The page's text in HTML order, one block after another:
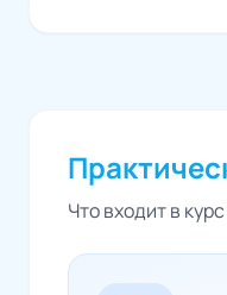
Что входит в курс